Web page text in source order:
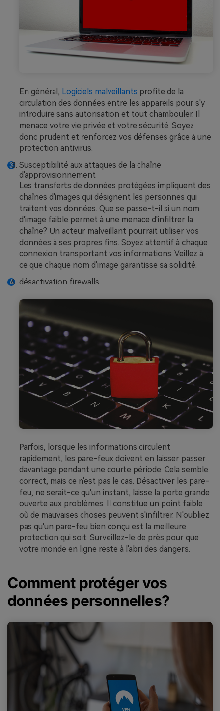
En général, Logiciels malveillants profite de la
circulation des données entre les appareils pour s'y
introduire sans autorisation et tout chambouler. Il
menace votre vie privée et votre sécurité. Soyez
donc prudent et renforcez vos défenses grâce à une
protection antivirus.
Susceptibilité aux attaques de la chaîne
d'approvisionnement
Les transferts de données protégées impliquent des
chaînes d'images qui désignent les personnes qui
traitent vos données. Que se passe-t-il si un nom
d'image faible permet à une menace d'infiltrer la
chaîne? Un acteur malveillant pourrait utiliser vos
données à ses propres fins. Soyez attentif à chaque
connexion transportant vos informations. Veillez à
ce que chaque nom d'image garantisse sa solidité.
désactivation firewalls
Parfois, lorsque les informations circulent
rapidement, les pare-feux doivent en laisser passer
davantage pendant une courte période. Cela semble
correct, mais ce n'est pas le cas. Désactiver les pare-
feu, ne serait-ce qu'un instant, laisse la porte grande
ouverte aux problèmes. Il constitue un point faible
où de mauvaises choses peuvent s'infiltrer. N'oubliez
pas qu'un pare-feu bien conçu est la meilleure
protection qui soit. Surveillez-le de près pour que
votre monde en ligne reste à l'abri des dangers.
Comment protéger vos
données personnelles?